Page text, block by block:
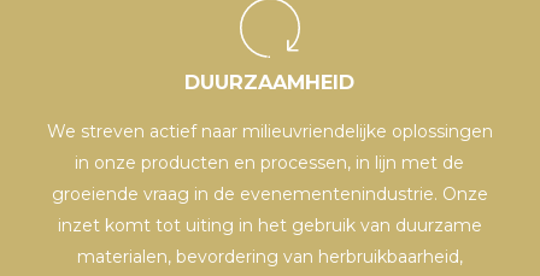
DUURZAAMHEID
We streven actief naar milieuvriendelijke oplossingen
in onze producten en processen, in lijn met de
groeiende vraag in de evenementenindustrie. Onze
inzet komt tot uiting in het gebruik van duurzame
materialen, bevordering van herbruikbaarheid,